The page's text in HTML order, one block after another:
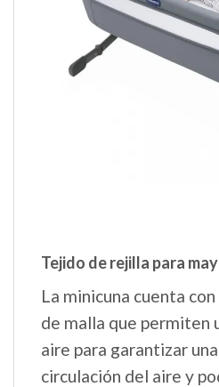
Tejido de rejilla para
La minicuna cuenta
de malla que permiten
aire para garantizar
circulación del aire y